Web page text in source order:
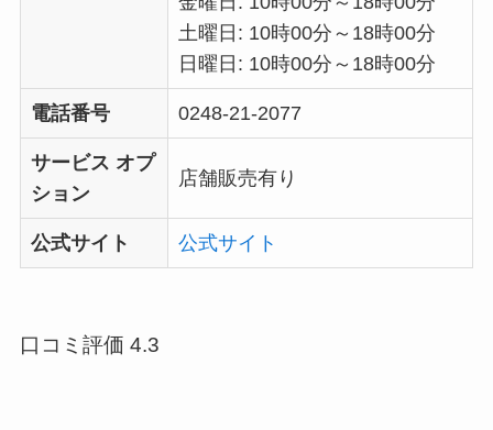
土曜日: 10時00分～18時00分
日曜日: 10時00分～18時00分
電話番号 0248-21-2077
サービス オプ
ション
店舗販売有り
公式サイト 公式サイト
口コミ評価 4.3